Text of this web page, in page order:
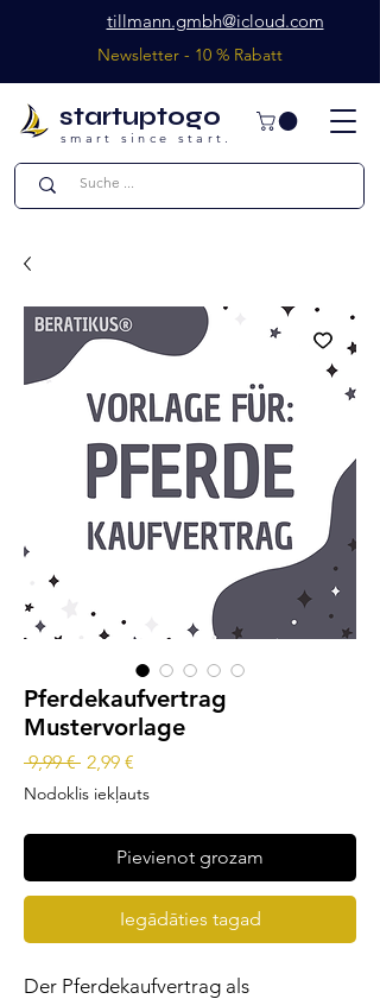
startuptogo
smart since start.
tillmann.gmbh@icloud.com
Newsletter - 10 % Rabatt
Pferdekaufvertrag
Mustervorlage
9,99 € Parastā
cena
2,99 €
Nodoklis iekļauts
Pievienot grozam
Iegādāties tagad
Der Pferdekaufvertrag als